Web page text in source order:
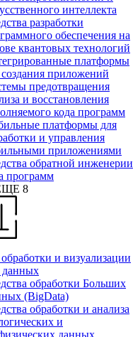
интеллекта
разработки
обеспечения на
квантовых технологий
платформы
создания приложений
предотвращения
и восстановления
кода программ
платформы для
и управления
приложениями
обратной инженерии
программ
8
и визуализации
данных
обработки Больших
(BigData)
обработки и анализа
и